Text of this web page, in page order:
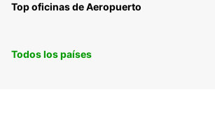
Top oficinas de Aeropuerto
Todos los países